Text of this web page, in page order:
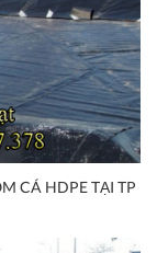
CÁ HDPE TẠI TP